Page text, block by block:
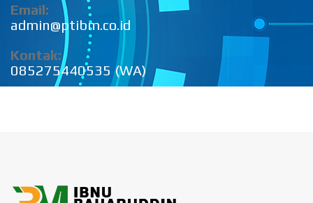
Email:
admin@ptibm.co.id
Kontak:
085275440535 (WA)